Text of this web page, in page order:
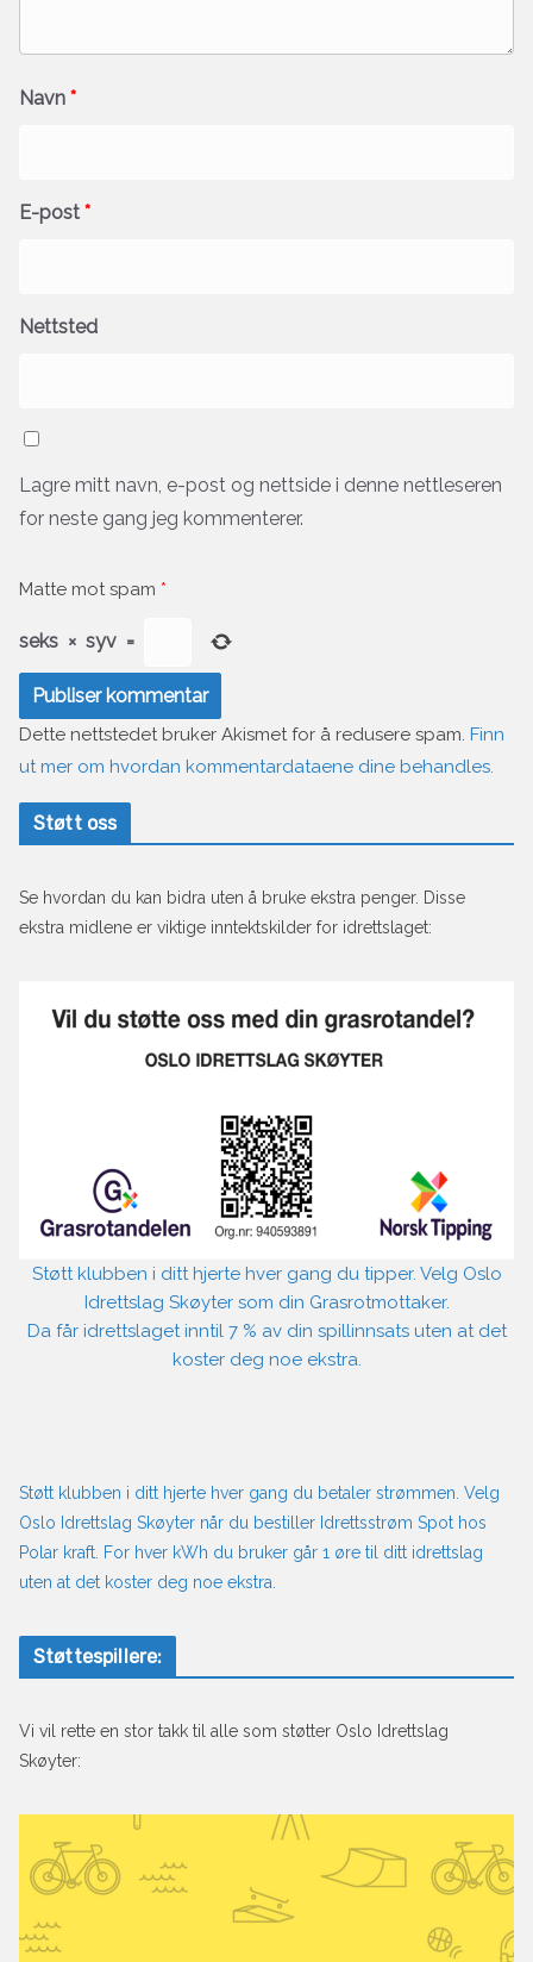
Navn *
E-post *
Nettsted
Lagre mitt navn, e-post og nettside i denne nettleseren
for neste gang jeg kommenterer.
Matte mot spam *
seks × syv =
Dette nettstedet bruker Akismet for å redusere spam. Finn
ut mer om hvordan kommentardataene dine behandles.
Støtt oss
Se hvordan du kan bidra uten å bruke ekstra penger. Disse
ekstra midlene er viktige inntektskilder for idrettslaget:
Støtt klubben i ditt hjerte hver gang du tipper. Velg Oslo
Idrettslag Skøyter som din Grasrotmottaker.
Da får idrettslaget inntil 7 % av din spillinnsats uten at det
koster deg noe ekstra.
Støtt klubben i ditt hjerte hver gang du betaler strømmen. Velg
Oslo Idrettslag Skøyter når du bestiller Idrettsstrøm Spot hos
Polar kraft. For hver kWh du bruker går 1 øre til ditt idrettslag
uten at det koster deg noe ekstra.
Støttespillere:
Vi vil rette en stor takk til alle som støtter Oslo Idrettslag
Skøyter: